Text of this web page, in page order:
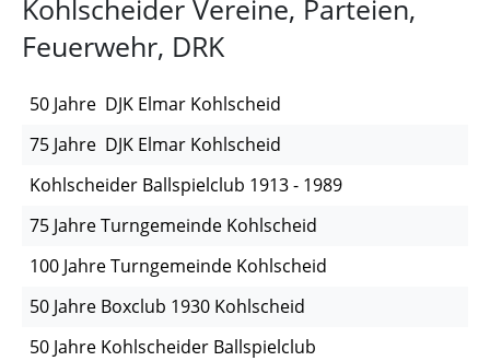
Kohlscheider Vereine, Parteien,
Feuerwehr, DRK
50 Jahre DJK Elmar Kohlscheid
75 Jahre DJK Elmar Kohlscheid
Kohlscheider Ballspielclub 1913 - 1989
75 Jahre Turngemeinde Kohlscheid
100 Jahre Turngemeinde Kohlscheid
50 Jahre Boxclub 1930 Kohlscheid
50 Jahre Kohlscheider Ballspielclub